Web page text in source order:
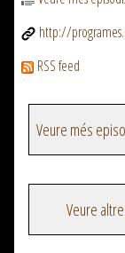
http://
RSS feed
Veure